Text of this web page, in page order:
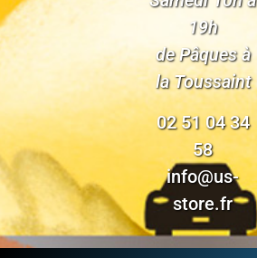
19h
de Pâques à
la Toussaint
02 51 04 34
58
info@us-
store.fr